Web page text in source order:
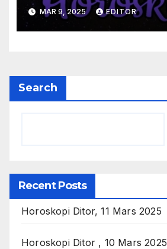
MAR 9, 2025 EDITOR
Search
Recent Posts
Horoskopi Ditor, 11 Mars 2025
Horoskopi Ditor , 10 Mars 2025